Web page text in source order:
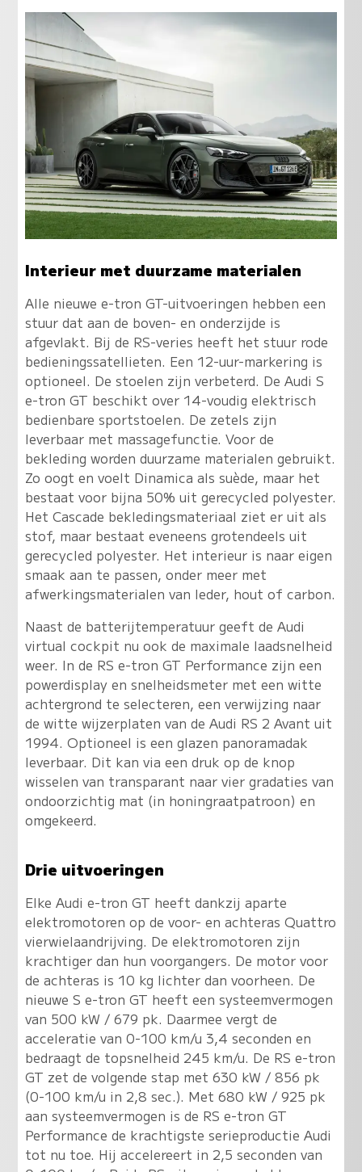
Interieur met duurzame materialen
Alle nieuwe e-tron GT-uitvoeringen hebben een
stuur dat aan de boven- en onderzijde is
afgevlakt. Bij de RS-veries heeft het stuur rode
bedieningssatellieten. Een 12-uur-markering is
optioneel. De stoelen zijn verbeterd. De Audi S
e-tron GT beschikt over 14-voudig elektrisch
bedienbare sportstoelen. De zetels zijn
leverbaar met massagefunctie. Voor de
bekleding worden duurzame materialen gebruikt.
Zo oogt en voelt Dinamica als suède, maar het
bestaat voor bijna 50% uit gerecycled polyester.
Het Cascade bekledingsmateriaal ziet er uit als
stof, maar bestaat eveneens grotendeels uit
gerecycled polyester. Het interieur is naar eigen
smaak aan te passen, onder meer met
afwerkingsmaterialen van leder, hout of carbon.
Naast de batterijtemperatuur geeft de Audi
virtual cockpit nu ook de maximale laadsnelheid
weer. In de RS e-tron GT Performance zijn een
powerdisplay en snelheidsmeter met een witte
achtergrond te selecteren, een verwijzing naar
de witte wijzerplaten van de Audi RS 2 Avant uit
1994. Optioneel is een glazen panoramadak
leverbaar. Dit kan via een druk op de knop
wisselen van transparant naar vier gradaties van
ondoorzichtig mat (in honingraatpatroon) en
omgekeerd.
Drie uitvoeringen
Elke Audi e-tron GT heeft dankzij aparte
elektromotoren op de voor- en achteras Quattro
vierwielaandrijving. De elektromotoren zijn
krachtiger dan hun voorgangers. De motor voor
de achteras is 10 kg lichter dan voorheen. De
nieuwe S e-tron GT heeft een systeemvermogen
van 500 kW / 679 pk. Daarmee vergt de
acceleratie van 0-100 km/u 3,4 seconden en
bedraagt de topsnelheid 245 km/u. De RS e-tron
GT zet de volgende stap met 630 kW / 856 pk
(0-100 km/u in 2,8 sec.). Met 680 kW / 925 pk
aan systeemvermogen is de RS e-tron GT
Performance de krachtigste serieproductie Audi
tot nu toe. Hij accelereert in 2,5 seconden van